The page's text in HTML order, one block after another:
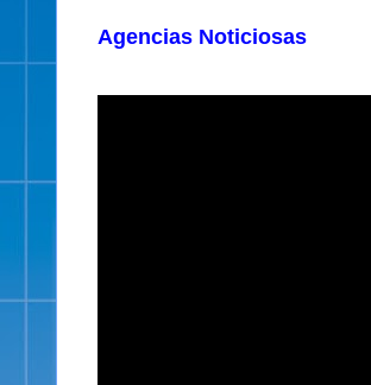
Agencias Noticiosas